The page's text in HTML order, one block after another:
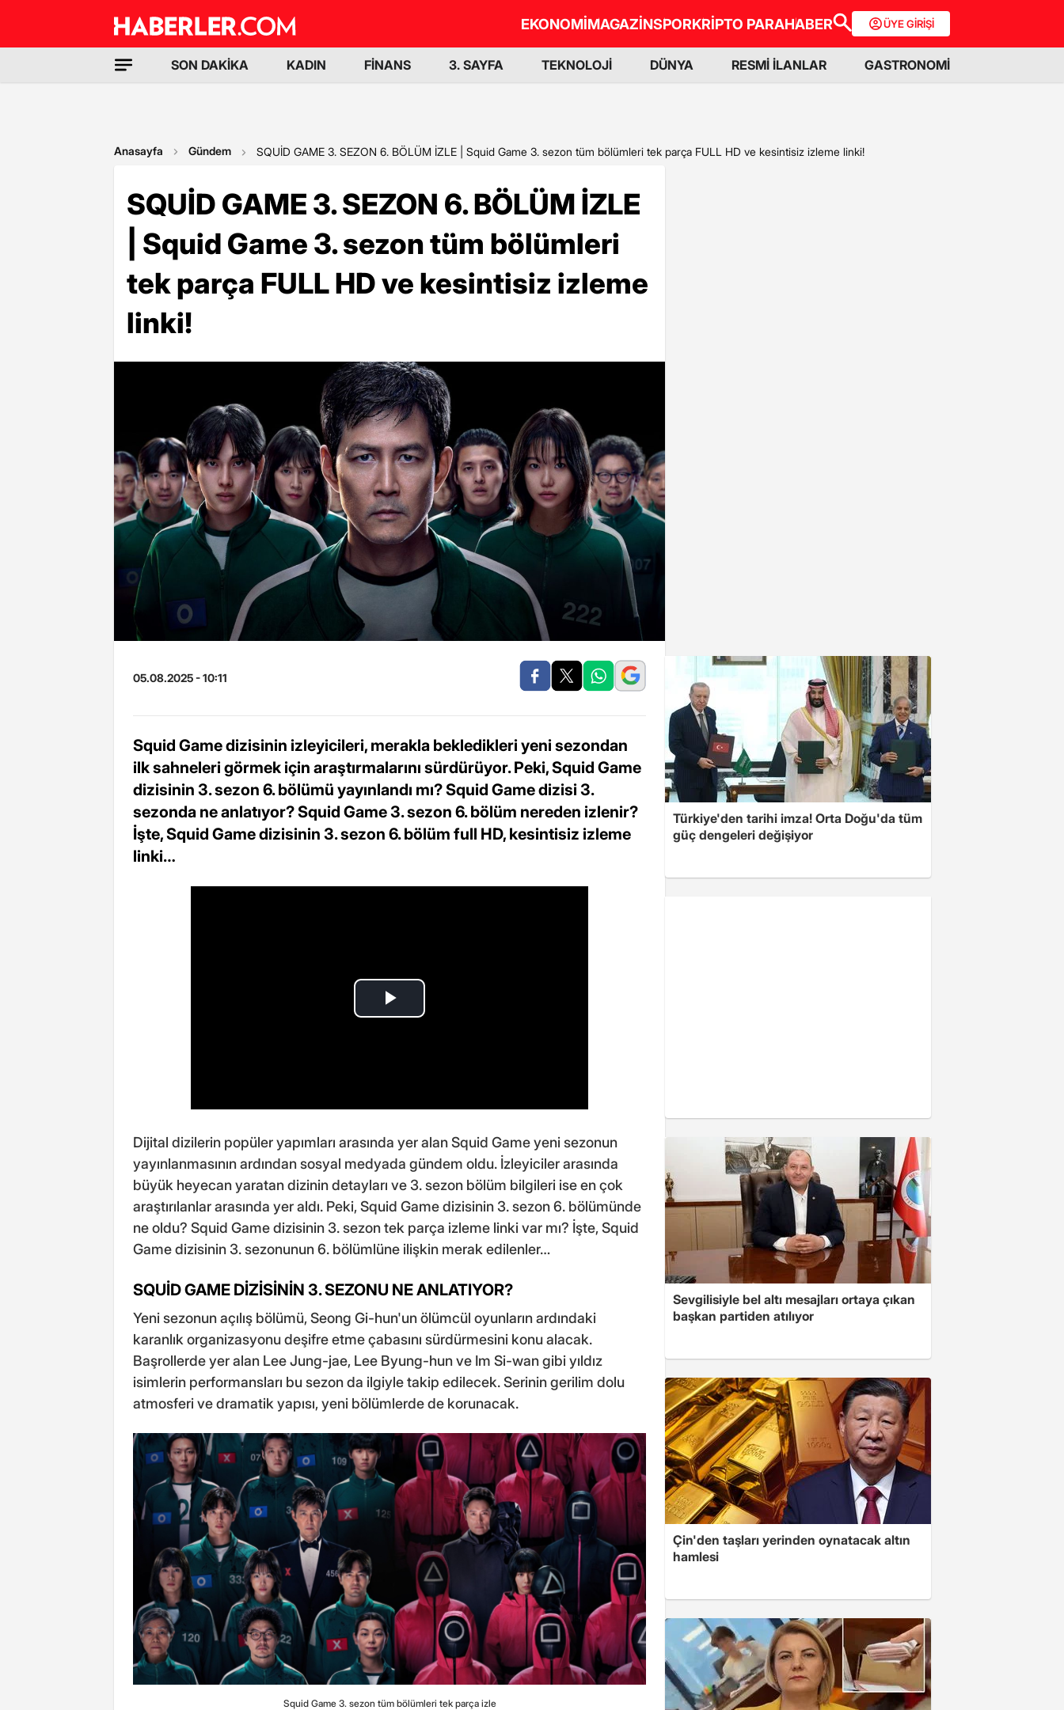
EKONOMİMAGAZİNSPORKRİPTO PARAHABER ÜYE GİRİŞİ
SON DAKİKA KADIN FİNANS 3. SAYFA TEKNOLOJİ DÜNYA RESMİ İLANLAR GASTRONOMİ
Anasayfa Gündem SQUİD GAME 3. SEZON 6. BÖLÜM İZLE | Squid Game 3. sezon tüm bölümleri tek parça FULL HD ve kesintisiz izleme linki!
SQUİD GAME 3. SEZON 6. BÖLÜM İZLE
| Squid Game 3. sezon tüm bölümleri
tek parça FULL HD ve kesintisiz izleme
linki!
05.08.2025 - 10:11
Squid Game dizisinin izleyicileri, merakla bekledikleri yeni sezondan
ilk sahneleri görmek için araştırmalarını sürdürüyor. Peki, Squid Game
dizisinin 3. sezon 6. bölümü yayınlandı mı? Squid Game dizisi 3.
sezonda ne anlatıyor? Squid Game 3. sezon 6. bölüm nereden izlenir?
İşte, Squid Game dizisinin 3. sezon 6. bölüm full HD, kesintisiz izleme
linki…
Dijital dizilerin popüler yapımları arasında yer alan Squid Game yeni sezonun
yayınlanmasının ardından sosyal medyada gündem oldu. İzleyiciler arasında
büyük heyecan yaratan dizinin detayları ve 3. sezon bölüm bilgileri ise en çok
araştırılanlar arasında yer aldı. Peki, Squid Game dizisinin 3. sezon 6. bölümünde
ne oldu? Squid Game dizisinin 3. sezon tek parça izleme linki var mı? İşte, Squid
Game dizisinin 3. sezonunun 6. bölümlüne ilişkin merak edilenler…
SQUİD GAME DİZİSİNİN 3. SEZONU NE ANLATIYOR?
Yeni sezonun açılış bölümü, Seong Gi-hun'un ölümcül oyunların ardındaki
karanlık organizasyonu deşifre etme çabasını sürdürmesini konu alacak.
Başrollerde yer alan Lee Jung-jae, Lee Byung-hun ve Im Si-wan gibi yıldız
isimlerin performansları bu sezon da ilgiyle takip edilecek. Serinin gerilim dolu
atmosferi ve dramatik yapısı, yeni bölümlerde de korunacak.
Squid Game 3. sezon tüm bölümleri tek parça izle
Türkiye'den tarihi imza! Orta Doğu'da tüm
güç dengeleri değişiyor
Sevgilisiyle bel altı mesajları ortaya çıkan
başkan partiden atılıyor
Çin'den taşları yerinden oynatacak altın
hamlesi